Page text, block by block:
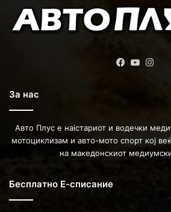
Facebook
За нас
Авто Плус е наістариот и водечки
мотоциклизам и авто-мото спорт кој
на македонскиот
Бесплатно Е-списание